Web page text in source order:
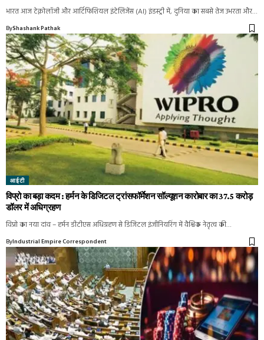
भारत आज टेक्नोलॉजी और आर्टिफिशियल इंटेलिजेंस (AI) इंडस्ट्री में, दुनिया का सबसे तेज उभरता और…
ByShashank Pathak
आईटी
विप्रो का बड़ा कदम : हर्मन के डिजिटल ट्रांसफॉर्मेशन सॉल्यूशन कारोबार का 37.5 करोड़
डॉलर में अधिग्रहण
विप्रो का नया दांव – हर्मन डीटीएस अधिग्रहण से डिजिटल इंजीनियरिंग में वैश्विक नेतृत्व की…
ByIndustrial Empire Correspondent